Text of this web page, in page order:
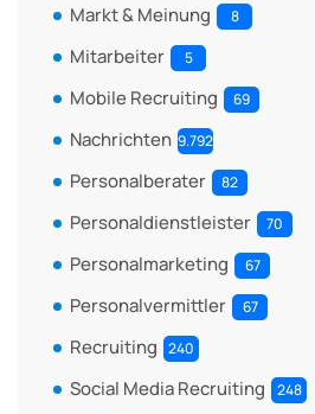
Markt & Meinung 8
Mitarbeiter 5
Mobile Recruiting 69
Nachrichten 9.792
Personalberater 82
Personaldienstleister 70
Personalmarketing 67
Personalvermittler 67
Recruiting 240
Social Media Recruiting 248